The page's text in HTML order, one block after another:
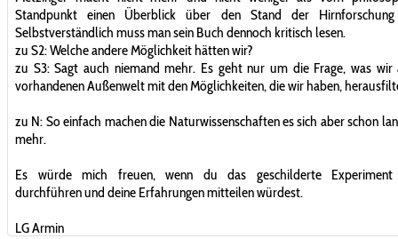
Standpunkt einen Überblick über den Stand der Hirnforschung
Selbstverständlich muss man sein Buch dennoch kritisch lesen.
zu S2: Welche andere Möglichkeit hätten wir?
zu S3: Sagt auch niemand mehr. Es geht nur um die Frage, was wir
vorhandenen Außenwelt mit den Möglichkeiten, die wir haben,
zu N: So einfach machen die Naturwissenschaften es sich aber schon
mehr.
Es würde mich freuen, wenn du das geschilderte Experiment
durchführen und deine Erfahrungen mitteilen würdest.
LG Armin